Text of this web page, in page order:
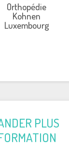
Ortho­pé­die
Kohnen
Luxem­bourg
ner, Alle­
magne
PLUS